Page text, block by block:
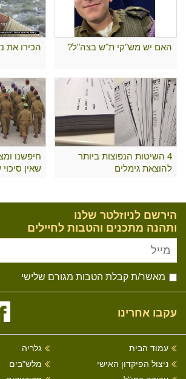
האם יש מש"קי ת"ש בצה"ל? הכירו את
4 השיטות הנפוצות ביותר
להוצאת גימלים
שאין
הירשם לניוזלטר שלנו
ותהנה מתכנים והטבות לחיילים
מאשר/ת קבלת הטבות מגורם שלישי
עקבו אחרינו
עמוד הבית
ניצול הפיקדון האישי
גלריה
מלש"בים